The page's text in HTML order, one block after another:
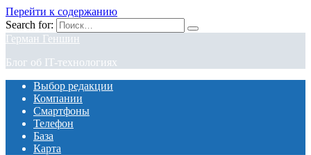
Перейти к содержанию
Search for:
Герман Геншин
Блог об IT-технологиях
Выбор редакции
Компании
Смартфоны
Телефон
База
Карта